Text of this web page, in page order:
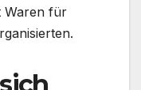
Waren für